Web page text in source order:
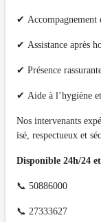
✔ Accompagnement
✔ Assistance après
✔ Présence
✔ Aide à l’hygiène
Nos intervenants
isé, respectueux et
Disponible 24h/24
📞 50886000
📞 27333627